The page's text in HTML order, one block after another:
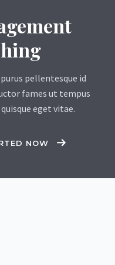
pellentesque id
fames ut tempus
eget vitae.
NOW